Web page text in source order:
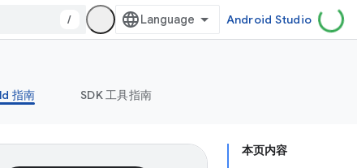
/ Android Studio
指南 SDK 工具指南
本页内容